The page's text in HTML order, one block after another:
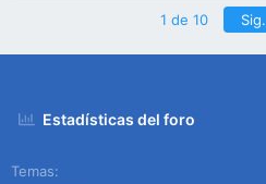
1 de 10 Sig.
Estadísticas del foro
Temas